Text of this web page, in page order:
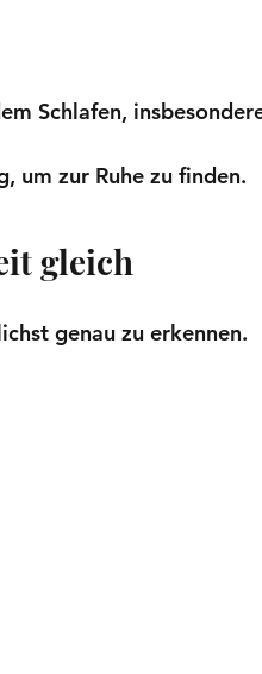
Schlafen,
um zur Ruhe zu finden.
gleich
genau zu erkennen.